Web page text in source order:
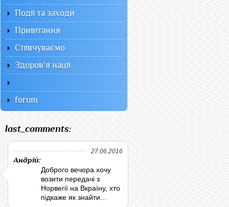
Події та заходи
Привітання
Співчуваємо
Здоров'я нації
forum
last_comments:
27.06.2016
Андрій:
Доброго вечора хочу
возити передачі з
Норвегії на Вкраїну, хто
підкаже як знайти...